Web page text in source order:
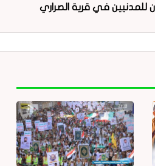
للمدنيين في قرية الصراري